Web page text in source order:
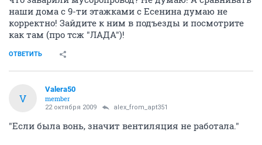
I
Ispanec
member
22 октября 2009 alex_from_apt351
Есть жильцы которые за и которые против! Никто
голову в песок не прячет и не надо в крайности
метаться - это про остановку лифтов! При грамотном
управлении в доме все ок будет! Но с
мусоропроводом ничего не сделать и я говорю не
прям о вони как на свалке, а о характерном запахе! С
вентиляция полностью не спасет! И спорить